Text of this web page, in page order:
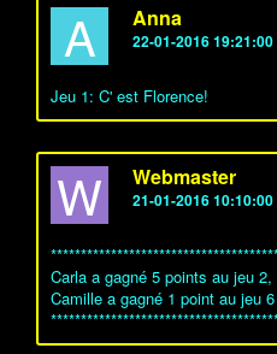
A Anna
22-01-2016 19:21:00
Jeu 1: C' est Florence!
W Webmaster
21-01-2016 10:10:00
Carla a gagné 5 points au jeu
Camille a gagné 1 point au jeu 6